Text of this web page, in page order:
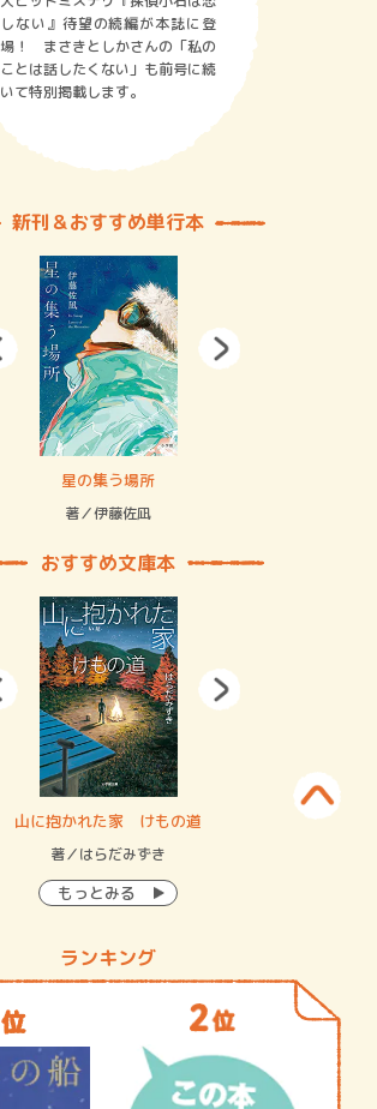
しない』待望の続編が本誌に登
場！ まさきとしかさんの「私の
ことは話したくない」も前号に続
いて特別掲載します。
新刊＆おすすめ単行本
星の集う場所
著／伊藤佐凪
おすすめ文庫本
山に抱かれた家 けもの道
著／はらだみずき
もっとみる
ランキング